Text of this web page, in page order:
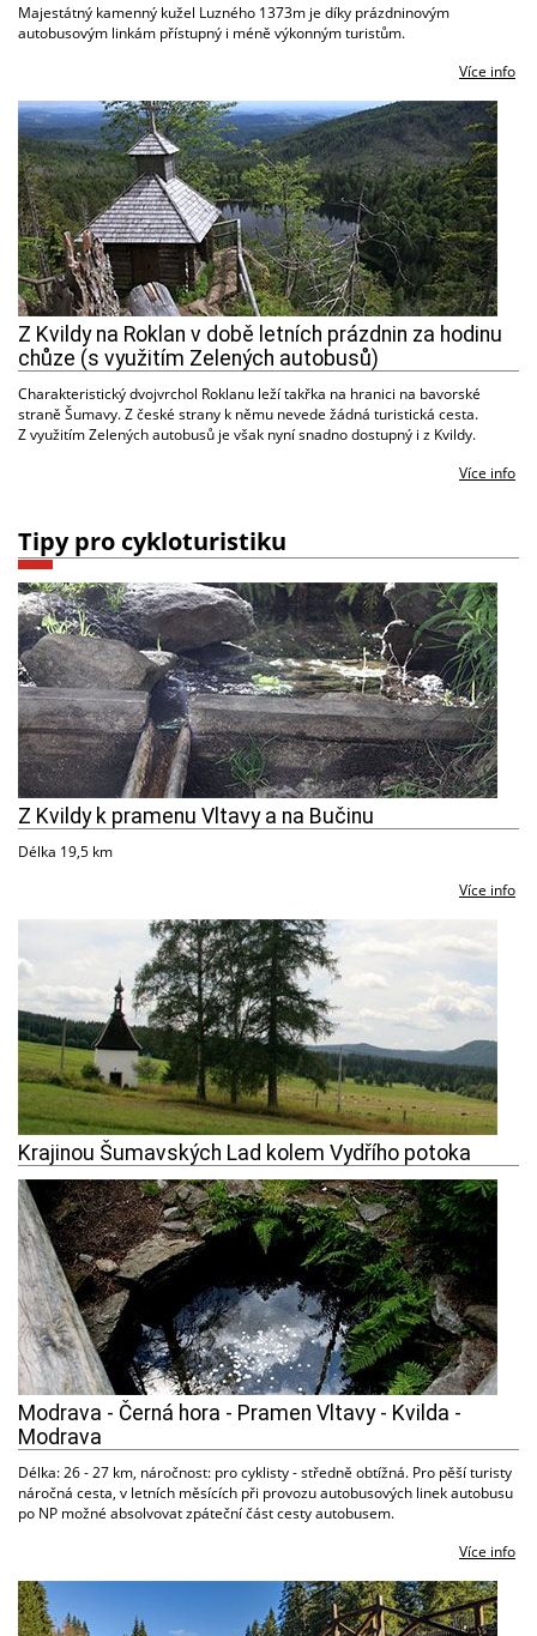
Majestátný kamenný kužel Luzného 1373m je díky prázdninovým
autobusovým linkám přístupný i méně výkonným turistům.
Více info
Z Kvildy na Roklan v době letních prázdnin za hodinu
chůze (s využitím Zelených autobusů)
Charakteristický dvojvrchol Roklanu leží takřka na hranici na bavorské
straně Šumavy. Z české strany k němu nevede žádná turistická cesta.
Z využitím Zelených autobusů je však nyní snadno dostupný i z Kvildy.
Více info
Tipy pro cykloturistiku
Z Kvildy k pramenu Vltavy a na Bučinu
Délka 19,5 km
Více info
Krajinou Šumavských Lad kolem Vydřího potoka
Modrava - Černá hora - Pramen Vltavy - Kvilda -
Modrava
Délka: 26 - 27 km, náročnost: pro cyklisty - středně obtížná. Pro pěší turisty
náročná cesta, v letních měsících při provozu autobusových linek autobusu
po NP možné absolvovat zpáteční část cesty autobusem.
Více info